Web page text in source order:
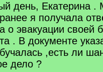
день, Екатерина .
я получала
о эвакуации своей
. В документе
,есть ли
дело ?